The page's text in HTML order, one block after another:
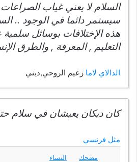
السلام لا يعني غياب
سيستمر دائما في الوجود ..
هذه الإختلافات بوسائل
التعليم , المعرفة , والطرق
الدالاي لاما زعيم الروحي,ديني
كان ديكان يعيشان في سلام
مثل فرنسي
مضحك النساء